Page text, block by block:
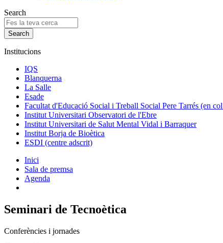
Search
Institucions
IQS
Blanquerna
La Salle
Esade
Facultat d'Educació Social i Treball Social Pere Tarrés (en
Institut Universitari Observatori de l'Ebre
Institut Universitari de Salut Mental Vidal i Barraquer
Institut Borja de Bioètica
ESDI (centre adscrit)
Inici
Sala de premsa
Agenda
Seminari de Tecnoètica
Conferències i jornades